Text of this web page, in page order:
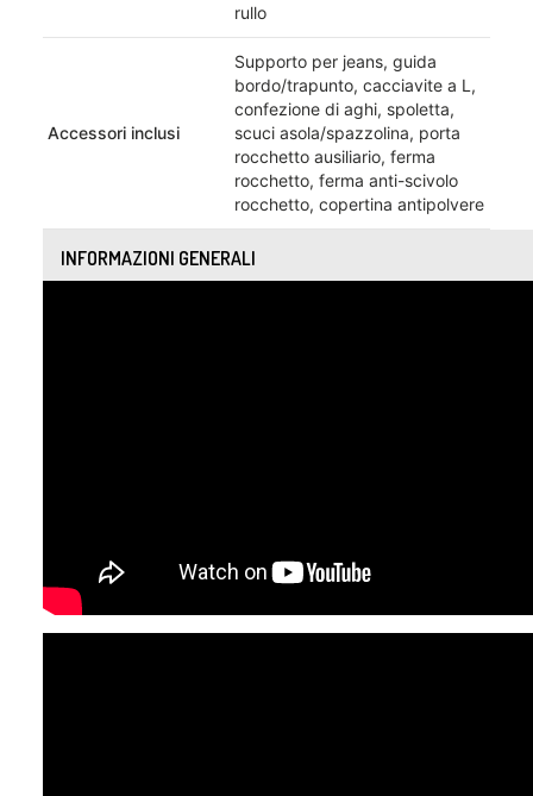
rullo
Accessori inclusi
Supporto per jeans, guida
bordo/trapunto, cacciavite a L,
confezione di aghi, spoletta,
scuci asola/spazzolina, porta
rocchetto ausiliario, ferma
rocchetto, ferma anti-scivolo
rocchetto, copertina antipolvere
INFORMAZIONI GENERALI